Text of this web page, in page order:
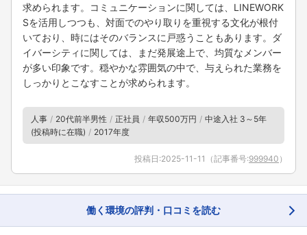
求められます。コミュニケーションに関しては、LINEWORK
Sを活用しつつも、対面でのやり取りを重視する文化が根付
いており、時にはそのバランスに戸惑うこともあります。ダ
イバーシティに関しては、まだ発展途上で、均質なメンバー
が多い印象です。穏やかな雰囲気の中で、与えられた業務を
しっかりとこなすことが求められます。
人事 20代前半男性 正社員 年収500万円
中途入社 3～5年
(投稿時に在職)
2017年度
投稿日:2025-11-11 （記事番号:999940 ）
働く環境の評判・口コミを読む